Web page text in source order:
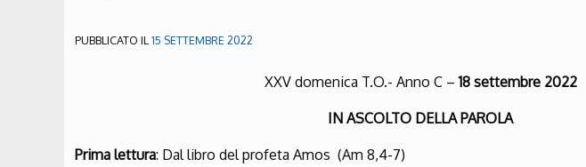
PUBBLICATO IL15 SETTEMBRE 2022
XXV domenica T.O.- Anno C –18 settembre 2022
IN ASCOLTO DELLA PAROLA
Prima lettura: Dal libro del profeta Amos (Am 8,4-7)